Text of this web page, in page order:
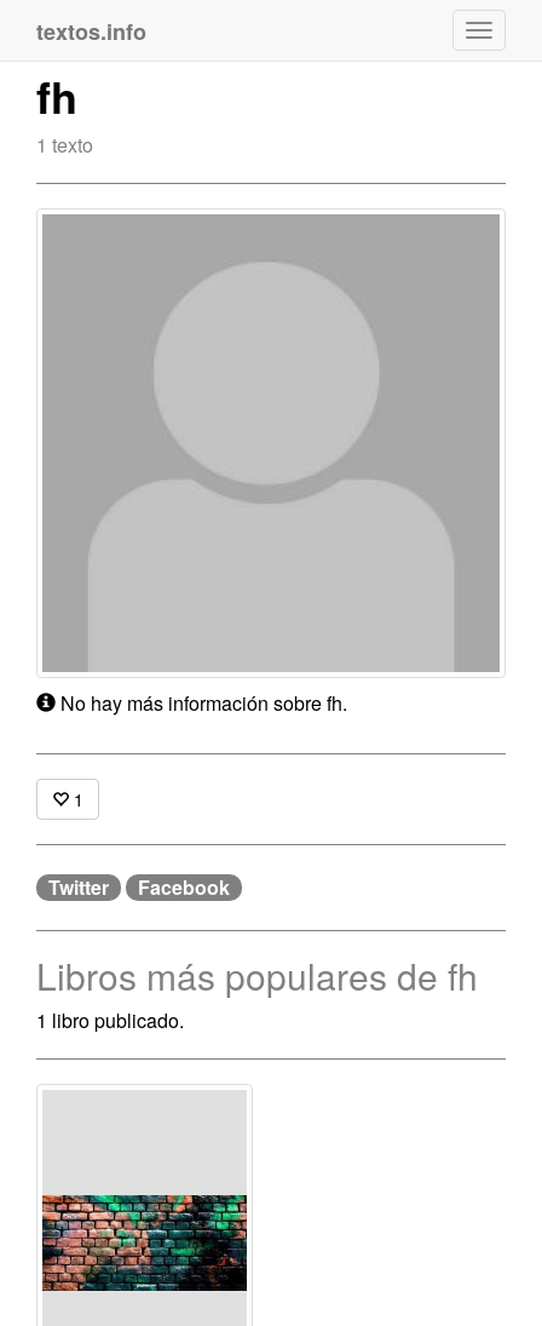
textos.info
fh
1 texto
No hay más información sobre fh.
1
Twitter Facebook
Libros más populares de fh
1 libro publicado.